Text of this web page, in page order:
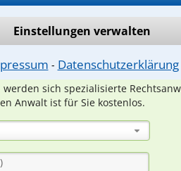
Einstellungen verwalten
⁃ Datenschutzerklärung
sich spezialisierte
Anwalt ist für Sie kostenlos.